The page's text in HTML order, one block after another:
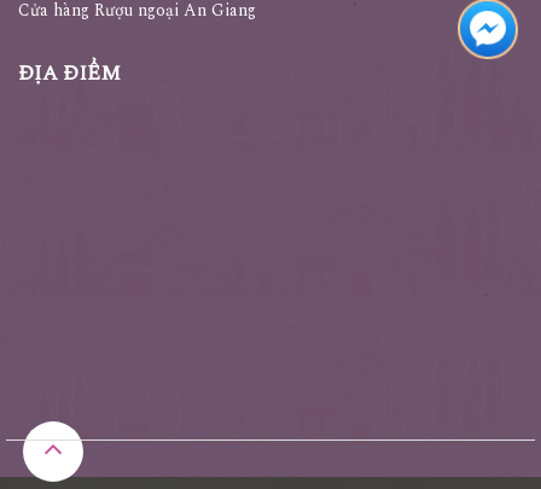
Cửa hàng Rượu ngoại Vĩnh Long